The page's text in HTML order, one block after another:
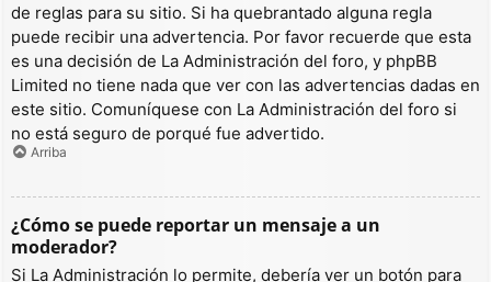
de reglas para su sitio. Si ha quebrantado alguna regla
puede recibir una advertencia. Por favor recuerde que esta
es una decisión de La Administración del foro, y phpBB
Limited no tiene nada que ver con las advertencias dadas en
este sitio. Comuníquese con La Administración del foro si
no está seguro de porqué fue advertido.
Arriba
¿Cómo se puede reportar un mensaje a un
moderador?
Si La Administración lo permite, debería ver un botón para